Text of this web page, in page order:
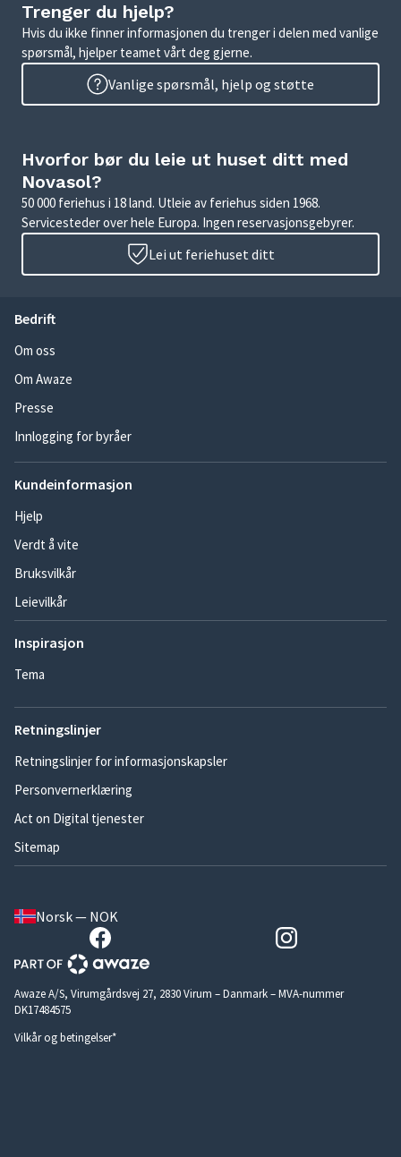
Trenger du hjelp?
Hvis du ikke finner informasjonen du trenger i delen med vanlige
spørsmål, hjelper teamet vårt deg gjerne.
Vanlige spørsmål, hjelp og støtte
Hvorfor bør du leie ut huset ditt med
Novasol?
50 000 feriehus i 18 land. Utleie av feriehus siden 1968.
Servicesteder over hele Europa. Ingen reservasjonsgebyrer.
Lei ut feriehuset ditt
Bedrift
Om oss
Om Awaze
Presse
Innlogging for byråer
Kundeinformasjon
Hjelp
Verdt å vite
Bruksvilkår
Leievilkår
Inspirasjon
Tema
Retningslinjer
Retningslinjer for informasjonskapsler
Personvernerklæring
Act on Digital tjenester
Sitemap
Norsk — NOK
Awaze A/S, Virumgårdsvej 27, 2830 Virum – Danmark – MVA-nummer
DK17484575
Vilkår og betingelser*